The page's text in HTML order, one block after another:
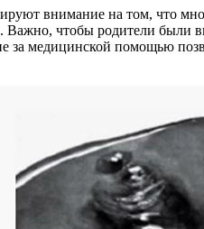
внимание на том, что
чтобы родители были
за медицинской помощью